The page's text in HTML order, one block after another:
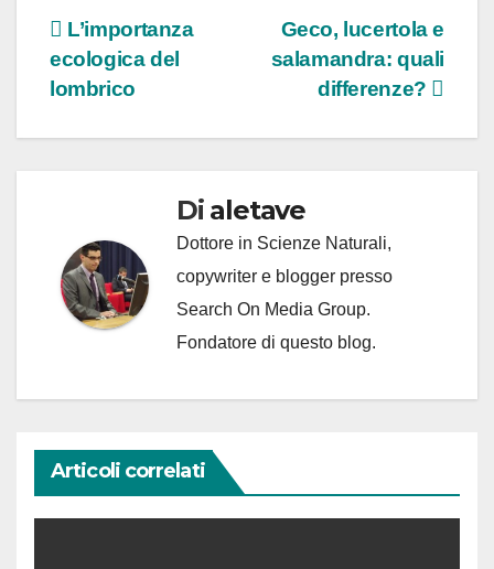
Navigazione
articoli
Geco, lucertola e
salamandra: quali
differenze?
L’importanza
ecologica del
lombrico
Di aletave
Dottore in Scienze Naturali,
copywriter e blogger presso
Search On Media Group.
Fondatore di questo blog.
Articoli correlati